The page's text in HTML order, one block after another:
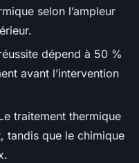
selon l’ampleur
dépend à 50 %
avant l’intervention
traitement thermique
tandis que le chimique